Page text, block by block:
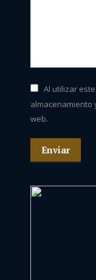
Al utilizar
almacenamiento
web.
Enviar